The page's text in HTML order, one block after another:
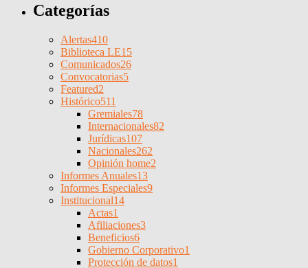
Categorías
Alertas410
Biblioteca LE15
Comunicados26
Convocatorias5
Featured2
Histórico511
Gremiales78
Internacionales82
Jurídicas107
Nacionales262
Opinión home2
Informes Anuales13
Informes Especiales9
Institucional14
Actas1
Afiliaciones3
Beneficios6
Gobierno Corporativo1
Protección de datos1